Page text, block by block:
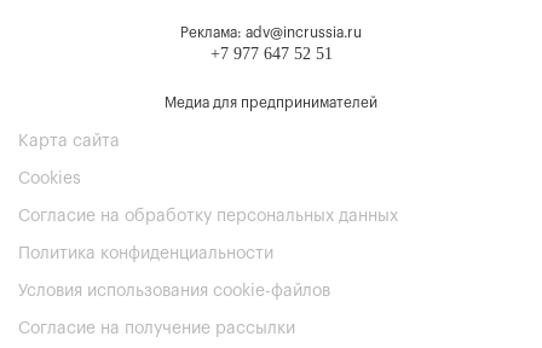
Реклама: adv@incrussia.ru
+7 977 647 52 51
Медиа для предпринимателей
Карта сайта
Cookies
Согласие на обработку персональных данных
Политика конфиденциальности
Условия использования cookie-файлов
Согласие на получение рассылки